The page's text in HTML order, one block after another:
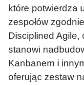
które potwierdza
zespołów
Disciplined Agile,
stanowi
Kanbanem i
oferując zestaw